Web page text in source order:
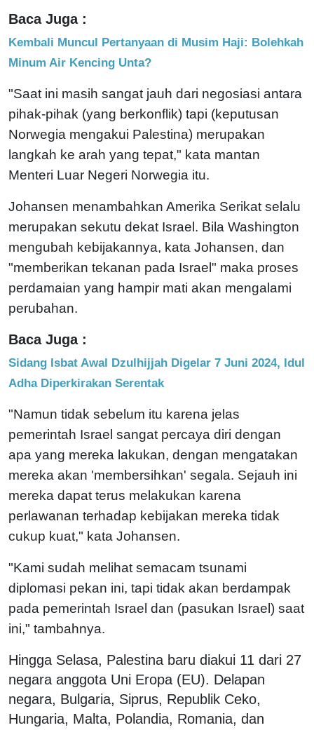
Baca Juga :
Kembali Muncul Pertanyaan di Musim Haji: Bolehkah
Minum Air Kencing Unta?
"Saat ini masih sangat jauh dari negosiasi antara
pihak-pihak (yang berkonflik) tapi (keputusan
Norwegia mengakui Palestina) merupakan
langkah ke arah yang tepat," kata mantan
Menteri Luar Negeri Norwegia itu.
Johansen menambahkan Amerika Serikat selalu
merupakan sekutu dekat Israel. Bila Washington
mengubah kebijakannya, kata Johansen, dan
"memberikan tekanan pada Israel" maka proses
perdamaian yang hampir mati akan mengalami
perubahan.
Baca Juga :
Sidang Isbat Awal Dzulhijjah Digelar 7 Juni 2024, Idul
Adha Diperkirakan Serentak
"Namun tidak sebelum itu karena jelas
pemerintah Israel sangat percaya diri dengan
apa yang mereka lakukan, dengan mengatakan
mereka akan 'membersihkan' segala. Sejauh ini
mereka dapat terus melakukan karena
perlawanan terhadap kebijakan mereka tidak
cukup kuat," kata Johansen.
"Kami sudah melihat semacam tsunami
diplomasi pekan ini, tapi tidak akan berdampak
pada pemerintah Israel dan (pasukan Israel) saat
ini," tambahnya.
Hingga Selasa, Palestina baru diakui 11 dari 27
negara anggota Uni Eropa (EU). Delapan
negara, Bulgaria, Siprus, Republik Ceko,
Hungaria, Malta, Polandia, Romania, dan